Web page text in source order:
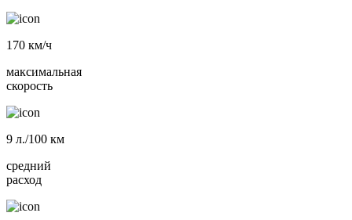
170 км/ч
максимальная
скорость
9 л./100 км
средний
расход